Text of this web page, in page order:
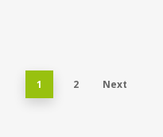
1 2 Next